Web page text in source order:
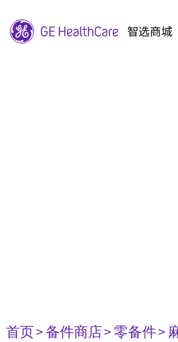
首页> 备件商店> 零备件>